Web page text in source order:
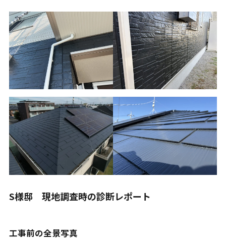
S様邸 現地調査時の診断レポート
工事前の全景写真